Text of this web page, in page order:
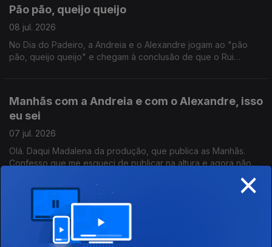
Pão pão, queijo queijo
08 jul. 2026
No Dia do Padeiro, a Andreia e o Alexandre jogam ao "pão
pão, queijo queijo" e chegam à conclusão de que o Rui
Manhãs com a Andreia e com o Alexandre, isso
eu sei
07 jul. 2026
Olá. Daqui Madalena da produção, que publica as Manhãs.
Confesso que me esqueci de publicar na altura e agora não
me lembro sobre o que foi este programa. Acho que a certa
altura falam norueguês. Mas também o que é a vida sem uma
surpresa de vez em quando?
Fomos a Espanha e elegemos o melhor Júlio de
Portugal
06 jul. 2026
×